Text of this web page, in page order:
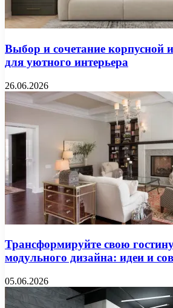
Выбор и сочетание корпусной
для уютного интерьера
26.06.2026
Трансформируйте свою
модульного дизайна: идеи и
05.06.2026